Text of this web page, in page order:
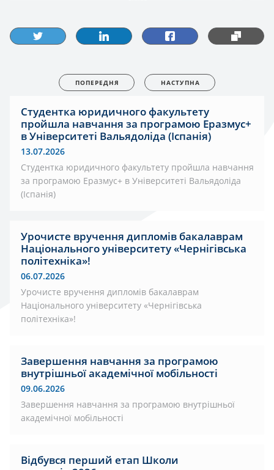
ПОПЕРЕДНЯ НАСТУПНА
Студентка юридичного факультету
пройшла навчання за програмою Еразмус+
в Університеті Вальядоліда (Іспанія)
13.07.2026
Студентка юридичного факультету пройшла навчання
за програмою Еразмус+ в Університеті Вальядоліда
(Іспанія)
Урочисте вручення дипломів бакалаврам
Національного університету «Чернігівська
політехніка»!
06.07.2026
Урочисте вручення дипломів бакалаврам
Національного університету «Чернігівська
політехніка»!
Завершення навчання за програмою
внутрішньої академічної мобільності
09.06.2026
Завершення навчання за програмою внутрішньої
академічної мобільності
Відбувся перший етап Школи